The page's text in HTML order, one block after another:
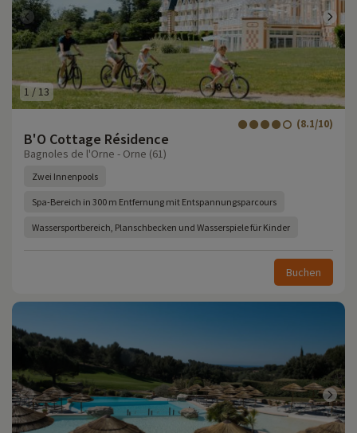
1/13
B'O Cottage Résidence
(8.1/10)
Bagnoles de l'Orne - Orne (61)
Zwei Innenpools
Spa-Bereich in 300 m Entfernung mit Entspannungsparcours
Wassersportbereich, Planschbecken und Wasserspiele für Kinder
Buchen